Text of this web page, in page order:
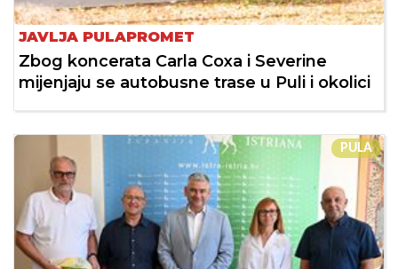
JAVLJA PULAPROMET
Zbog koncerata Carla Coxa i Severine
mijenjaju se autobusne trase u Puli i okolici
PULA